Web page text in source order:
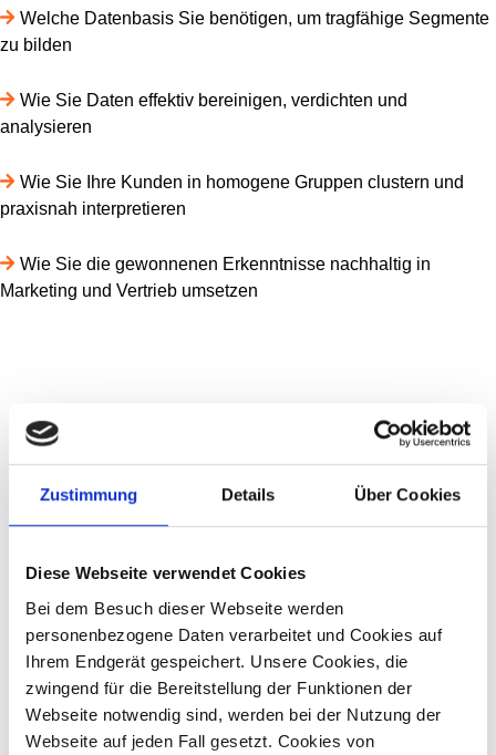
Zustimmung Details Über Cookies
Diese Webseite verwendet Cookies
Bei dem Besuch dieser Webseite werden
personenbezogene Daten verarbeitet und Cookies auf
Ihrem Endgerät gespeichert. Unsere Cookies, die
zwingend für die Bereitstellung der Funktionen der
Webseite notwendig sind, werden bei der Nutzung der
Webseite auf jeden Fall gesetzt. Cookies von
Welche Datenbasis Sie benötigen, um tragfähige Segmente
zu bilden
Wie Sie Daten effektiv bereinigen, verdichten und
analysieren
Wie Sie Ihre Kunden in homogene Gruppen clustern und
praxisnah interpretieren
Wie Sie die gewonnenen Erkenntnisse nachhaltig in
Marketing und Vertrieb umsetzen